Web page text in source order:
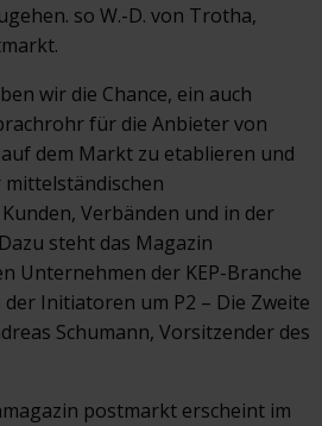
so W.-D. von Trotha,
wir die Chance, ein auch
für die Anbieter von
dem Markt zu etablieren und
Verbänden und in der
steht das Magazin
Unternehmen der KEP-Branche
Initiatoren um P2 – Die Zweite
Schumann, Vorsitzender des
postmarkt erscheint im